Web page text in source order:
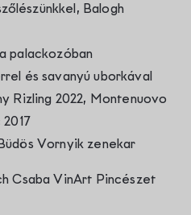
Balogh
palackozóban
és savanyú uborkával
Rizling 2022, Montenuovo
Vornyik zenekar
Csaba VinArt Pincészet